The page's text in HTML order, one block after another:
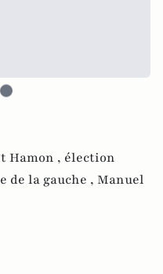
Hamon , élection
de la gauche , Manuel